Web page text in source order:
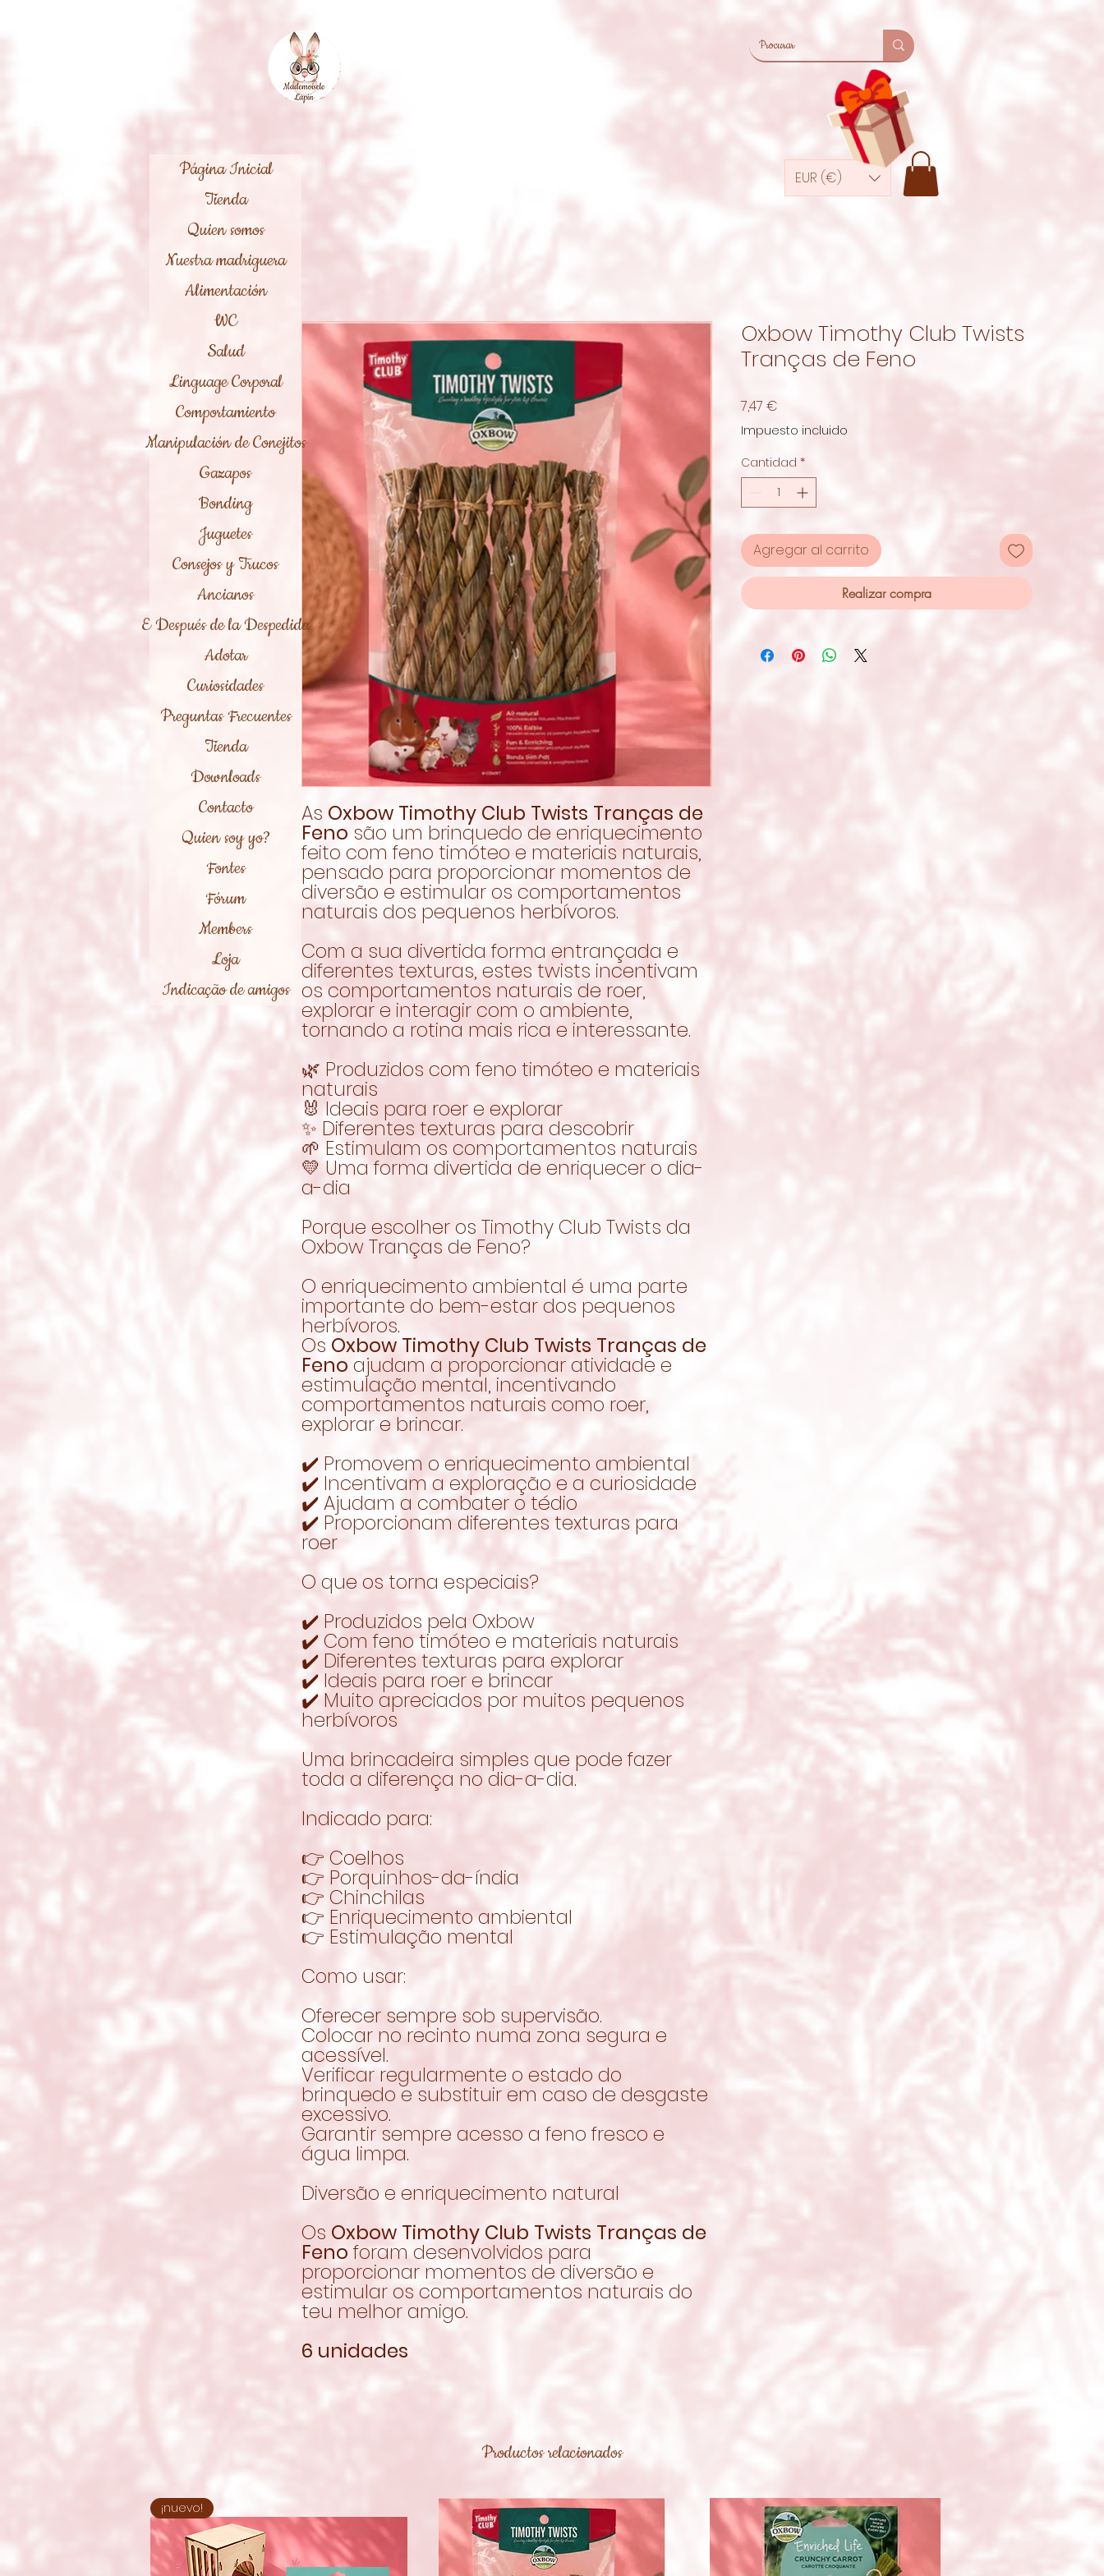
EUR (€)
As Oxbow Timothy Club Twists Tranças de
Feno são um brinquedo de enriquecimento
feito com feno timóteo e materiais naturais,
pensado para proporcionar momentos de
diversão e estimular os comportamentos
naturais dos pequenos herbívoros.
Com a sua divertida forma entrançada e
diferentes texturas, estes twists incentivam
os comportamentos naturais de roer,
explorar e interagir com o ambiente,
tornando a rotina mais rica e interessante.
🌿 Produzidos com feno timóteo e materiais
naturais
🐰 Ideais para roer e explorar
✨ Diferentes texturas para descobrir
🌱 Estimulam os comportamentos naturais
💛 Uma forma divertida de enriquecer o dia-
a-dia
Porque escolher os Timothy Club Twists da
Oxbow Tranças de Feno?
O enriquecimento ambiental é uma parte
importante do bem-estar dos pequenos
herbívoros.
Os Oxbow Timothy Club Twists Tranças de
Feno ajudam a proporcionar atividade e
estimulação mental, incentivando
comportamentos naturais como roer,
explorar e brincar.
✔️ Promovem o enriquecimento ambiental
✔️ Incentivam a exploração e a curiosidade
✔️ Ajudam a combater o tédio
✔️ Proporcionam diferentes texturas para
roer
O que os torna especiais?
✔️ Produzidos pela Oxbow
✔️ Com feno timóteo e materiais naturais
✔️ Diferentes texturas para explorar
✔️ Ideais para roer e brincar
✔️ Muito apreciados por muitos pequenos
herbívoros
Uma brincadeira simples que pode fazer
toda a diferença no dia-a-dia.
Indicado para:
👉 Coelhos
👉 Porquinhos-da-índia
👉 Chinchilas
👉 Enriquecimento ambiental
👉 Estimulação mental
Como usar:
Oferecer sempre sob supervisão.
Colocar no recinto numa zona segura e
acessível.
Verificar regularmente o estado do
brinquedo e substituir em caso de desgaste
excessivo.
Garantir sempre acesso a feno fresco e
água limpa.
Diversão e enriquecimento natural
Os Oxbow Timothy Club Twists Tranças de
Feno foram desenvolvidos para
proporcionar momentos de diversão e
estimular os comportamentos naturais do
teu melhor amigo.
6 unidades
Oxbow Timothy Club Twists
Tranças de Feno
7,47 €
Impuesto incluido
Cantidad *
Agregar al carrito
Realizar compra
Productos relacionados
¡nuevo!
Página Inicial
Tienda
Quien somos
Nuestra madriguera
Alimentación
WC
Salud
Linguage Corporal
Comportamiento
Manipulación de Conejitos
Gazapos
Bonding
Juguetes
Consejos y Trucos
Ancianos
E Después de la Despedida
Adotar
Curiosidades
Preguntas Frecuentes
Tienda
Downloads
Contacto
Quien soy yo?
Fontes
Fórum
Members
Loja
Indicação de amigos